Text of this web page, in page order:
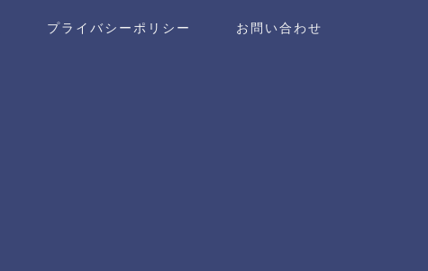
プライバシーポリシー お問い合わせ